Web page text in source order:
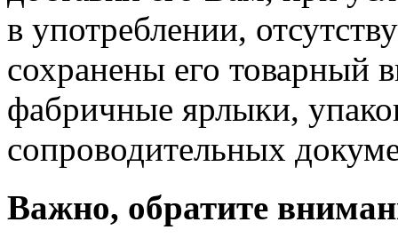
в употреблении,
сохранены его товарный
фабричные ярлыки,
сопроводительных
Важно, обратите